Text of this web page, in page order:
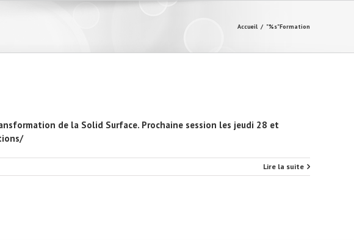
Accueil / "%s"Formation
de la Solid Surface. Prochaine session les jeudi 28 et
Lire la suite